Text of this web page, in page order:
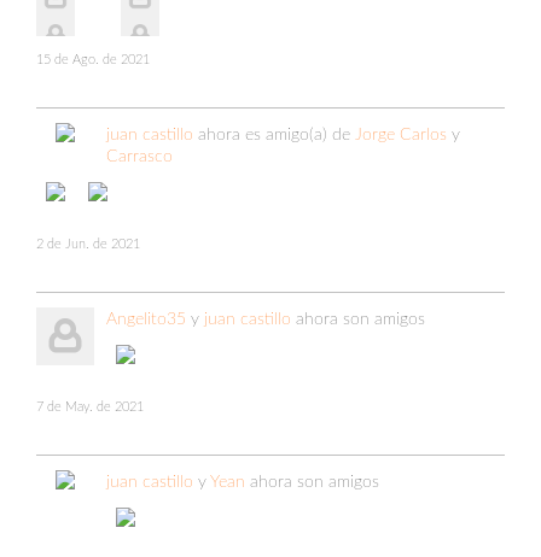
15 de Ago. de 2021
juan castillo ahora es amigo(a) de Jorge Carlos y
Carrasco
2 de Jun. de 2021
Angelito35 y juan castillo ahora son amigos
7 de May. de 2021
juan castillo y Yean ahora son amigos